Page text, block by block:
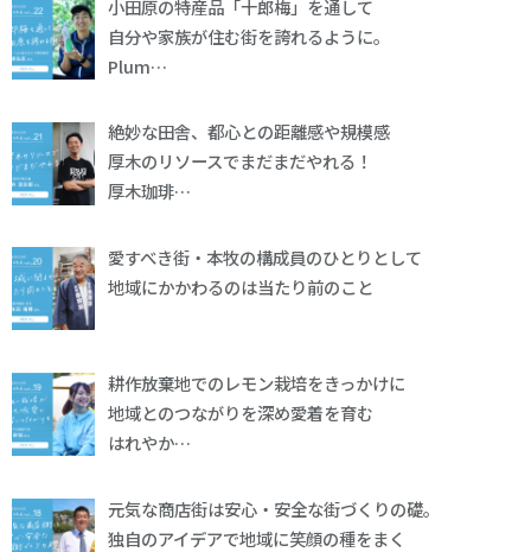
小田原の特産品「十郎梅」を通して
自分や家族が住む街を誇れるように。
Plum…
絶妙な田舎、都心との距離感や規模感
厚木のリソースでまだまだやれる！
厚木珈琲…
愛すべき街・本牧の構成員のひとりとして
地域にかかわるのは当たり前のこと
耕作放棄地でのレモン栽培をきっかけに
地域とのつながりを深め愛着を育む
はれやか…
元気な商店街は安心・安全な街づくりの礎。
独自のアイデアで地域に笑顔の種をまく